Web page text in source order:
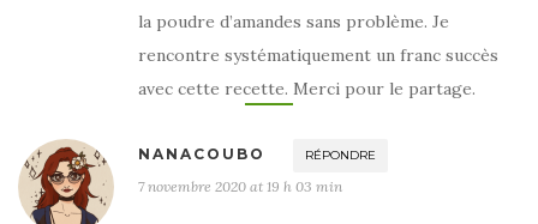
la poudre d’amandes sans problème. Je
rencontre systématiquement un franc succès
avec cette recette. Merci pour le partage.
NANACOUBO RÉPONDRE
7 novembre 2020 at 19 h 03 min